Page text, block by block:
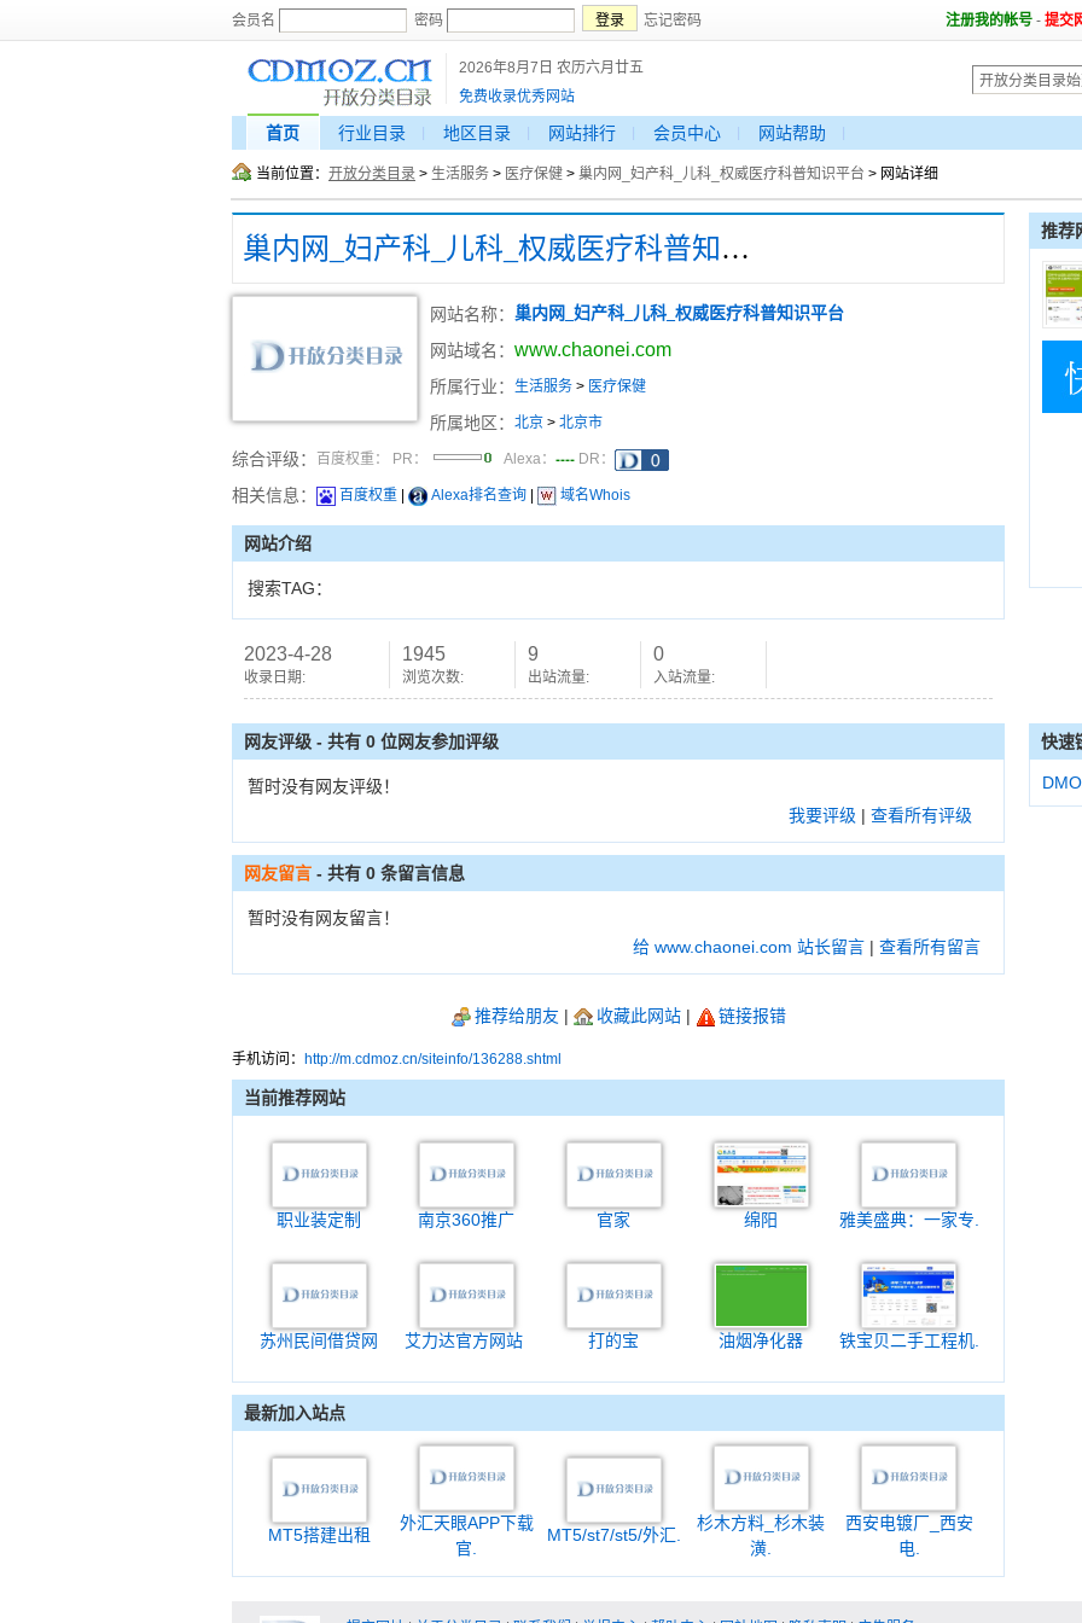
会员名 密码 忘记密码 注册我的帐号 - 提交
2026年8月7日 农历六月廿五
免费收录优秀网站
首页 行业目录 地区目录 网站排行 会员中心 网站帮助
当前位置： 开放分类目录 > 生活服务 > 医疗保健 > 巢内网_妇产科_儿科_权威医疗科普知识平台 > 网站详细
巢内网_妇产科_儿科_权威医疗科普知识平台
网站名称： 巢内网_妇产科_儿科_权威医疗科普知识平台
网站域名： www.chaonei.com
所属行业： 生活服务 > 医疗保健
所属地区： 北京 > 北京市
综合评级： 百度权重： PR： Alexa： ---- DR：
相关信息： 百度权重 Alexa排名查询 域名Whois
网站介绍
搜索TAG：
2023-4-28
收录日期:
1945
浏览次数:
9
出站流量:
0
入站流量:
推荐
网友评级 - 共有 0 位网友参加评级
暂时没有网友评级！
我要评级 | 查看所有评级
网友留言 - 共有 0 条留言信息
暂时没有网友留言！
给 www.chaonei.com 站长留言 | 查看所有留言
推荐给朋友 | 收藏此网站| 链接报错
手机访问： http://m.cdmoz.cn/siteinfo/136288.shtml
当前推荐网站
职业装定制 南京360推广 官家 绵阳 雅美盛典：一家专.
苏州民间借贷网 艾力达官方网站 打的宝 油烟净化器 铁宝贝二手工程机.
最新加入站点
MT5搭建出租
外汇天眼APP下载
官.
MT5/st7/st5/外汇.
杉木方料_杉木装
潢.
西安电镀厂_西安
电.
快速